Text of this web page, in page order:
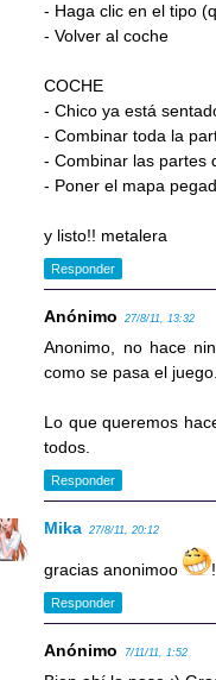
- Haga clic en el tipo
- Volver al coche
COCHE
- Chico ya está
- Combinar toda la
- Combinar las partes
- Poner el mapa
y listo!! metalera
Responder
Anónimo 27/8/11, 13:32
Anonimo, no hace
como se pasa el
Lo que queremos
todos.
Responder
Mika 27/8/11, 20:12
gracias anonimoo
Responder
Anónimo 7/11/11, 1:52